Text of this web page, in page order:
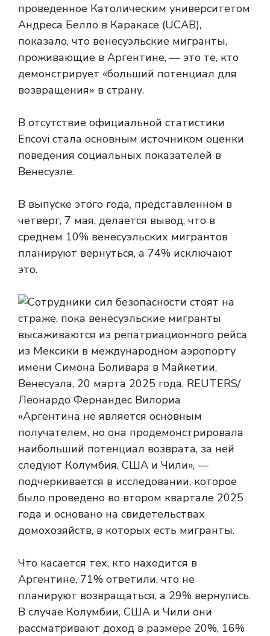
проведенное Католическим университетом
Андреса Белло в Каракасе (UCAB),
показало, что венесуэльские мигранты,
проживающие в Аргентине, — это те, кто
демонстрирует «больший потенциал для
возвращения» в страну.
В отсутствие официальной статистики
Encovi стала основным источником оценки
поведения социальных показателей в
Венесуэле.
В выпуске этого года, представленном в
четверг, 7 мая, делается вывод, что в
среднем 10% венесуэльских мигрантов
планируют вернуться, а 74% исключают
это.
«Аргентина не является основным
получателем, но она продемонстрировала
наибольший потенциал возврата, за ней
следуют Колумбия, США и Чили», —
подчеркивается в исследовании, которое
было проведено во втором квартале 2025
года и основано на свидетельствах
домохозяйств, в которых есть мигранты.
Что касается тех, кто находится в
Аргентине, 71% ответили, что не
планируют возвращаться, а 29% вернулись.
В случае Колумбии, США и Чили они
рассматривают доход в размере 20%, 16%